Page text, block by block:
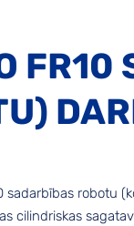
FR10
sadarbības robotu
cilindriskas